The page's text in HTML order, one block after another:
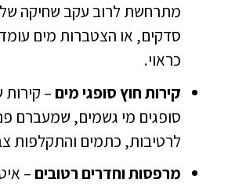
מתרחשת לרוב עקב שחיקה
סדקים, או הצטברות מים
כראוי.
קירות חוץ סופגי מים–
סופגים מי גשמים, שמעברם
לרטיבות, כתמים והתקלפות
מרפסות וחדרים רטובים–